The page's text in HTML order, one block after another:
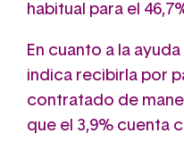
habitual para el
En cuanto a la
indica recibirla por
contratado de
que el 3,9% cuenta